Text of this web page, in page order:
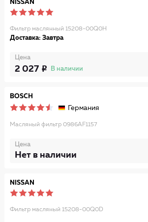
NISSAN
Фильтр маслянный 15208-00Q0H
Доставка: Завтра
Цена
2 027 В наличии
BOSCH
Германия
Масляный фильтр 0986AF1157
Цена
Нет в наличии
NISSAN
Фильтр масляный 15208-00Q0D